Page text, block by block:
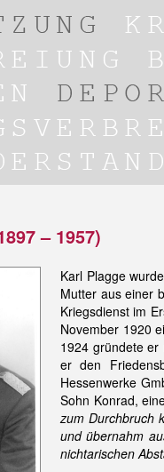
– 1957)
Karl Plagge
Mutter aus einer
Kriegsdienst im
November 1920
1924 gründete er
er den
Hessenwerke
Sohn Konrad,
zum Durchbruch
und übernahm
nichtarischen